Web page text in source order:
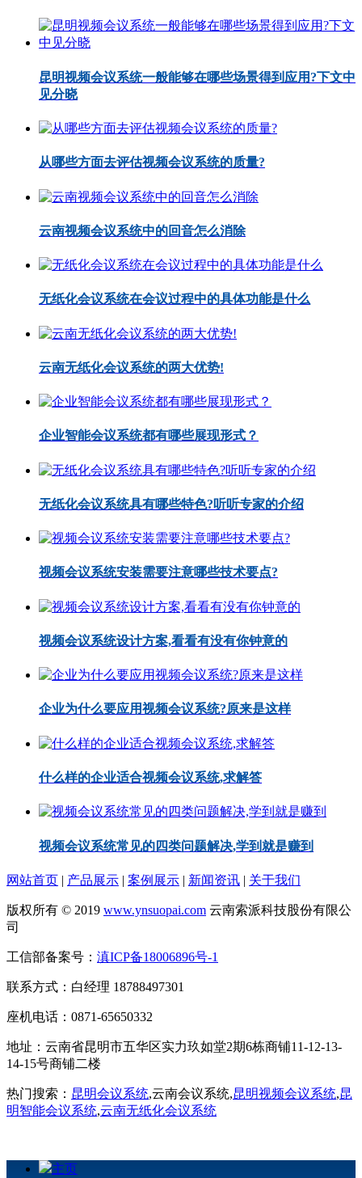
昆明视频会议系统一般能够在哪些场景得到应用?下文中
见分晓
从哪些方面去评估视频会议系统的质量?
云南视频会议系统中的回音怎么消除
无纸化会议系统在会议过程中的具体功能是什么
云南无纸化会议系统的两大优势!
企业智能会议系统都有哪些展现形式？
无纸化会议系统具有哪些特色?听听专家的介绍
视频会议系统安装需要注意哪些技术要点?
视频会议系统设计方案,看看有没有你钟意的
企业为什么要应用视频会议系统?原来是这样
什么样的企业适合视频会议系统,求解答
视频会议系统常见的四类问题解决,学到就是赚到
网站首页 | 产品展示 | 案例展示 | 新闻资讯 | 关于我们
版权所有 © 2019 www.ynsuopai.com 云南索派科技股份有限公
司
工信部备案号： 滇ICP备18006896号-1
联系方式：白经理 18788497301
座机电话：0871-65650332
地址：云南省昆明市五华区实力玖如堂2期6栋商铺11-12-13-
14-15号商铺二楼
热门搜索： 昆明会议系统,云南会议系统,昆明视频会议系统,昆
明智能会议系统,云南无纸化会议系统
主页